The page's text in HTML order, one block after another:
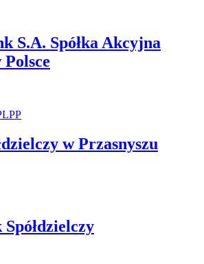
S.A. Spółka Akcyjna
Polsce
w Przasnyszu